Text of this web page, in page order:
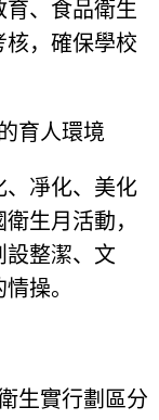
、食品衛生
核，確保學校
育人環境
、凈化、美化
生月活動，
設整潔、文
操。
生實行劃區分